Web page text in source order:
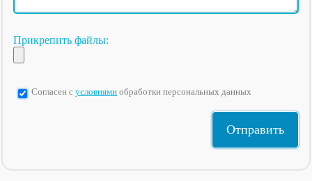
Прикрепить файлы:
Согласен с условиями обработки персональных данных